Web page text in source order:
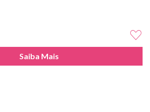
Saiba Mais